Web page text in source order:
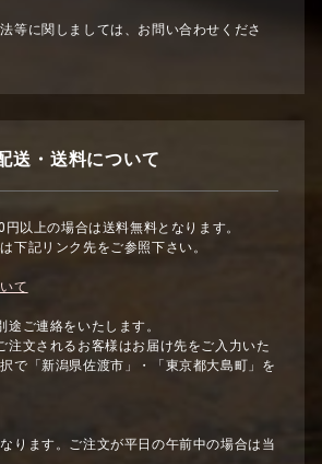
等に関しましては、お問い合わせくださ
送・送料について
以上の場合は送料無料となります。
下記リンク先をご参照下さい。
て
ご連絡をいたします。
注文されるお客様はお届け先をご入力いた
で「新潟県佐渡市」・「東京都大島町」を
ります。ご注文が平日の午前中の場合は当